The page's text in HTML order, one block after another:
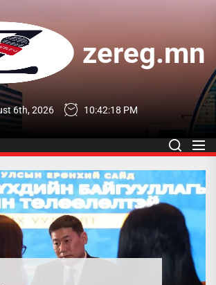
zereg.mn
6th, 2026 10:42:19 PM